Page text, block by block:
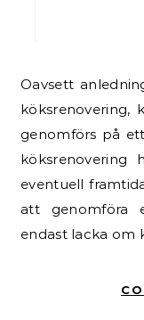
Oavsett anledningarna till att ni vill genomföra en
köksrenovering,
genomförs på
eventuell
att genomföra
endast lacka om